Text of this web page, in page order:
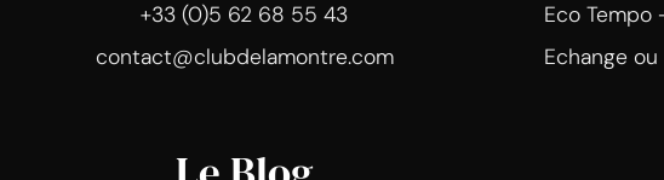
+33 (0)5 62 68 55 43
contact@clubdelamontre.com
Eco Tempo
Echange